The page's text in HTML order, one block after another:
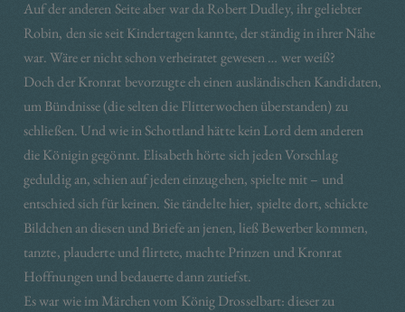
Auf der anderen Seite aber war da Robert Dudley, ihr geliebter
Robin, den sie seit Kindertagen kannte, der ständig in ihrer Nähe
war. Wäre er nicht schon verheiratet gewesen … wer weiß?
Doch der Kronrat bevorzugte eh einen ausländischen Kandidaten,
um Bündnisse (die selten die Flitterwochen überstanden) zu
schließen. Und wie in Schottland hätte kein Lord dem anderen
die Königin gegönnt. Elisabeth hörte sich jeden Vorschlag
geduldig an, schien auf jeden einzugehen, spielte mit – und
entschied sich für keinen. Sie tändelte hier, spielte dort, schickte
Bildchen an diesen und Briefe an jenen, ließ Bewerber kommen,
tanzte, plauderte und flirtete, machte Prinzen und Kronrat
Hoffnungen und bedauerte dann zutiefst.
Es war wie im Märchen vom König Drosselbart: dieser zu